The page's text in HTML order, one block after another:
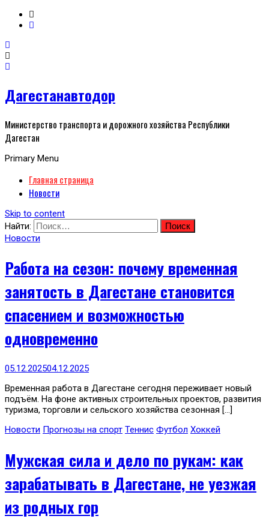
Дагестанавтодор
Министерство транспорта и дорожного хозяйства Республики
Дагестан
Primary Menu
Главная страница
Новости
Skip to content
Найти:
Новости
Работа на сезон: почему временная
занятость в Дагестане становится
спасением и возможностью
одновременно
05.12.202504.12.2025
Временная работа в Дагестане сегодня переживает новый
подъём. На фоне активных строительных проектов, развития
туризма, торговли и сельского хозяйства сезонная […]
Новости Прогнозы на спорт Теннис Футбол Хоккей
Мужская сила и дело по рукам: как
зарабатывать в Дагестане, не уезжая
из родных гор